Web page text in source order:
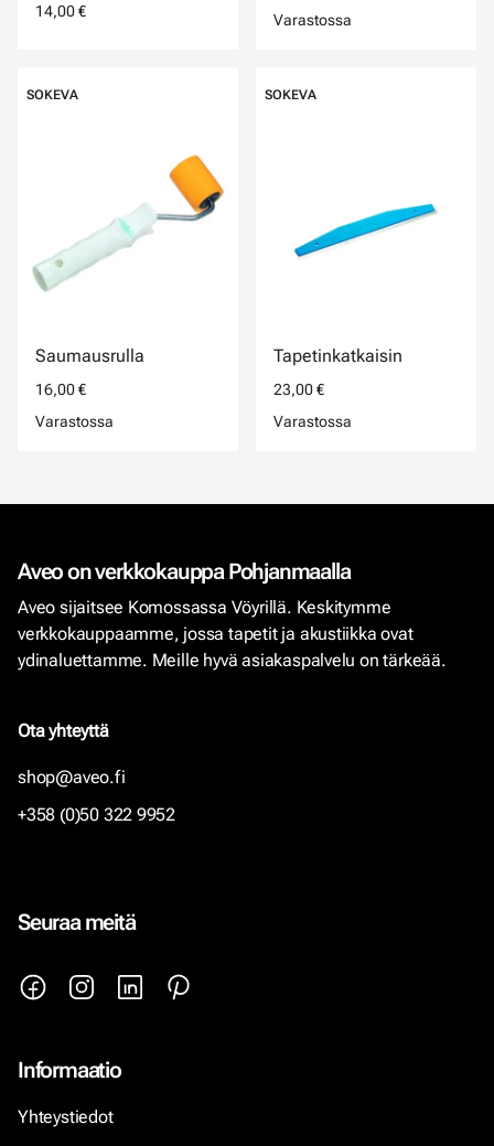
14,00 €
Varastossa
SOKEVA
Saumausrulla
16,00 €
Varastossa
SOKEVA
Tapetinkatkaisin
23,00 €
Varastossa
Aveo on verkkokauppa Pohjanmaalla
Aveo sijaitsee Komossassa Vöyrillä. Keskitymme
verkkokauppaamme, jossa tapetit ja akustiikka ovat
ydinaluettamme. Meille hyvä asiakaspalvelu on tärkeää.
Ota yhteyttä
shop@aveo.fi
+358 (0)50 322 9952
Seuraa meitä
Informaatio
Yhteystiedot